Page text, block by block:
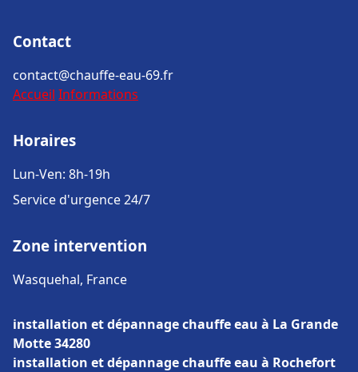
Contact
contact@chauffe-eau-69.fr
Accueil Informations
Horaires
Lun-Ven: 8h-19h
Service d'urgence 24/7
Zone intervention
Wasquehal, France
installation et dépannage chauffe eau à La Grande
Motte 34280
installation et dépannage chauffe eau à Rochefort